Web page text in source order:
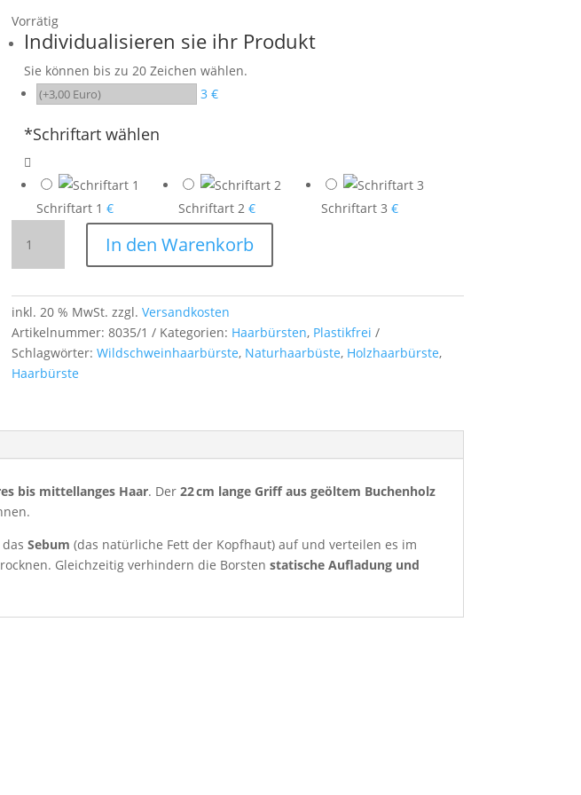
Vorrätig
Individualisieren sie ihr Produkt
Sie können bis zu 20 Zeichen wählen.
3 €
*Schriftart wählen
Schriftart 1 € Schriftart 2 € Schriftart 3 €
Rundhaarbürste
mit
Wildschweinborsten
Ø 30 mm
–
22 cm
Buchenholzgriff
&
Pflege
In den Warenkorb
inkl. 20 % MwSt. zzgl. Versandkosten
Artikelnummer: 8035/1 Kategorien: Haarbürsten, Plastikfrei
Schlagwörter: Wildschweinhaarbürste, Naturhaarbüste, Holzhaarbürste,
Haarbürste
bis mittellanges Haar. Der 22 cm lange Griff aus geöltem Buchenholz
Sebum (das natürliche Fett der Kopfhaut) auf und verteilen es im
Gleichzeitig verhindern die Borsten statische Aufladung und